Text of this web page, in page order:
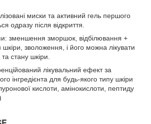
миски та активний гель першого
одразу після відкриття.
зменшення зморшок, відбілювання +
шкіри, зволоження, і його можна лікувати
стану шкіри.
лікувальний ефект за
інгредієнта для будь-якого типу шкіри
кислоти, амінокислоти, пептиду